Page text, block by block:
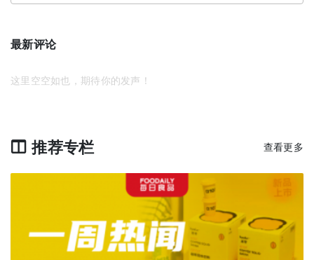
最新评论
这里空空如也，期待你的发声！
推荐专栏 查看更多